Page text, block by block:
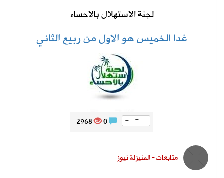
لجنة الاستهلال بالاحساء
غدا الخميس هو الاول من ربيع الثاني
+ = -
2968
متابعات - المنيزلة نيوز